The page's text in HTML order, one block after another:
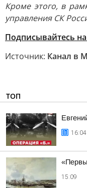
Кроме этого, в
управления СК
Подписывайтесь
Источник: Канал в
ТОП
16:04
15:09